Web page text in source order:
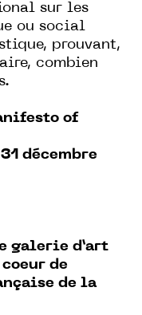
sur les
ou social
prouvant,
combien
of
décembre
galerie d’art
de
de la